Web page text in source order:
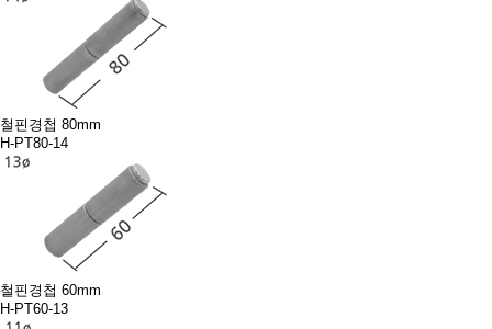
철핀경첩 80mm
H-PT80-14
철핀경첩 60mm
H-PT60-13